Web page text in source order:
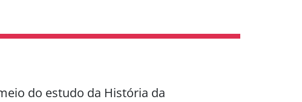
do estudo da História da